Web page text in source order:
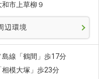
市上草柳９
辺環境
島線「鶴間」歩17分
相模大塚」歩23分